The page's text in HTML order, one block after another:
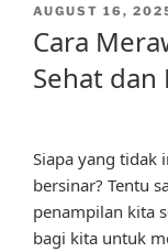
POSTED
AUGUST 16,
Cara
Sehat
Siapa yang tidak
bersinar? Tentu
penampilan kita
bagi kita untuk